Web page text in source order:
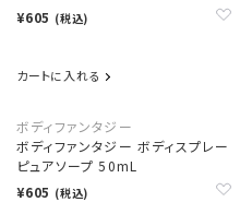
¥605 (税込)
カートに入れる
ボディファンタジー
ボディファンタジー ボディスプレー
ピュアソープ 50mL
¥605 (税込)